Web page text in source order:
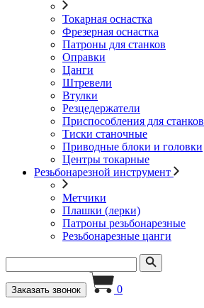
Токарная оснастка
Фрезерная оснастка
Патроны для станков
Оправки
Цанги
Штревели
Втулки
Резцедержатели
Приспособления для станков
Тиски станочные
Приводные блоки и головки
Центры токарные
Резьбонарезной инструмент
Метчики
Плашки (лерки)
Патроны резьбонарезные
Резьбонарезные цанги
Заказать звонок 0